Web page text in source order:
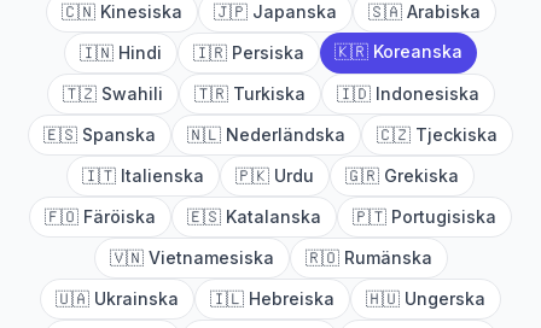
🇨🇳 Kinesiska 🇯🇵 Japanska 🇸🇦 Arabiska
🇮🇳 Hindi 🇮🇷 Persiska 🇰🇷 Koreanska
🇹🇿 Swahili 🇹🇷 Turkiska 🇮🇩 Indonesiska
🇪🇸 Spanska 🇳🇱 Nederländska 🇨🇿 Tjeckiska
🇮🇹 Italienska 🇵🇰 Urdu 🇬🇷 Grekiska
🇫🇴 Färöiska 🇪🇸 Katalanska 🇵🇹 Portugisiska
🇻🇳 Vietnamesiska 🇷🇴 Rumänska
🇺🇦 Ukrainska 🇮🇱 Hebreiska 🇭🇺 Ungerska